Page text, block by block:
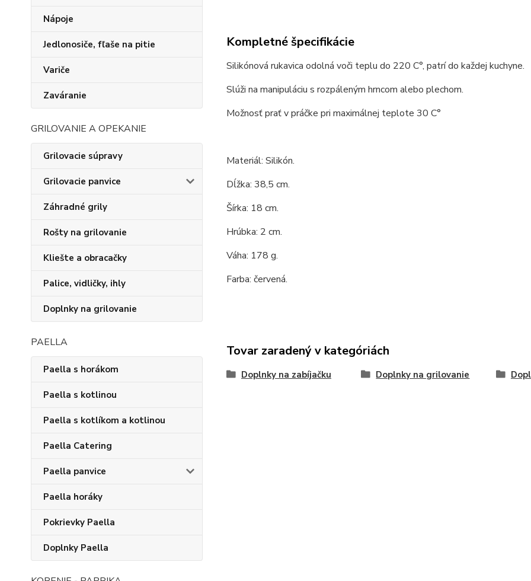
Nápoje
Jedlonosiče, fľaše na pitie
Variče
Zaváranie
GRILOVANIE A OPEKANIE
Grilovacie súpravy
Grilovacie panvice
Záhradné grily
Rošty na grilovanie
Kliešte a obracačky
Palice, vidličky, ihly
Doplnky na grilovanie
PAELLA
Paella s horákom
Paella s kotlinou
Paella s kotlíkom a kotlinou
Paella Catering
Paella panvice
Paella horáky
Pokrievky Paella
Doplnky Paella
Kompletné špecifikácie
Silikónová rukavica odolná voči teplu do 220 C°, patrí do každej kuchyne.
Slúži na manipuláciu s rozpáleným hrncom alebo plechom.
Možnosť prať v práčke pri maximálnej teplote 30 C°
Materiál: Silikón.
Dĺžka: 38,5 cm.
Šírka: 18 cm.
Hrúbka: 2 cm.
Váha: 178 g.
Farba: červená.
Tovar zaradený v kategóriách
Doplnky na zabíjačku Doplnky na grilovanie